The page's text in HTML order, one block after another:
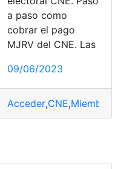
a paso como
cobrar el pago
MJRV del CNE. Las
09/06/2023
Acceder,CNE,Miembros